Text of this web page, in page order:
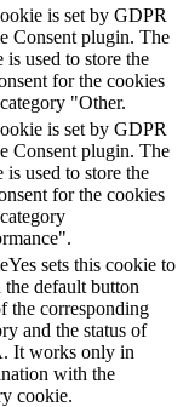
is set by GDPR
Consent plugin. The
is used to store the
for the cookies
"Other.
is set by GDPR
Consent plugin. The
is used to store the
for the cookies
sets this cookie to
the default button
the corresponding
and the status of
It works only in
with the
cookie.